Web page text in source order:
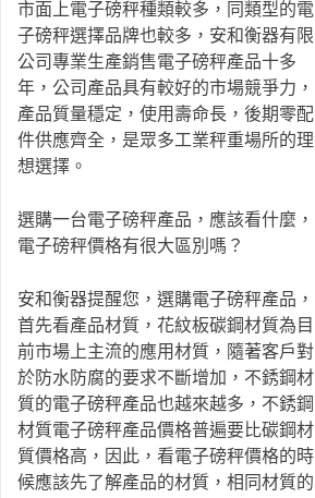
市面上電子磅秤種類較多，同類型的電
子磅秤選擇品牌也較多，安和衡器有限
公司專業生產銷售電子磅秤產品十多
年，公司產品具有較好的市場競爭力，
產品質量穩定，使用壽命長，後期零配
件供應齊全，是眾多工業秤重場所的理
想選擇。
選購一台電子磅秤產品，應該看什麼，
電子磅秤價格有很大區別嗎？
安和衡器提醒您，選購電子磅秤產品，
首先看產品材質，花紋板碳鋼材質為目
前市場上主流的應用材質，隨著客戶對
於防水防腐的要求不斷增加，不銹鋼材
質的電子磅秤產品也越來越多，不銹鋼
材質電子磅秤產品價格普遍要比碳鋼材
質價格高，因此，看電子磅秤價格的時
候應該先了解產品的材質，相同材質的